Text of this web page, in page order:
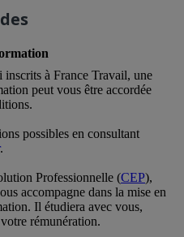
inscrits à France Travail, une
peut vous être accordée
possibles en consultant
.
Professionnelle (CEP),
accompagne dans la mise en
Il étudiera avec vous,
rémunération.